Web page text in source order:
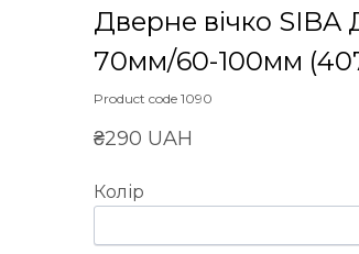
Дверне вічко
70мм/60-100мм
Product code 1090
₴290 UAH
Колір